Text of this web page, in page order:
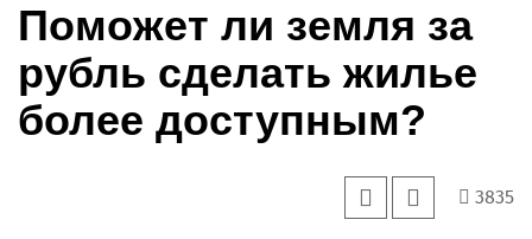
Поможет ли земля за
рубль сделать жилье
более доступным?
3835